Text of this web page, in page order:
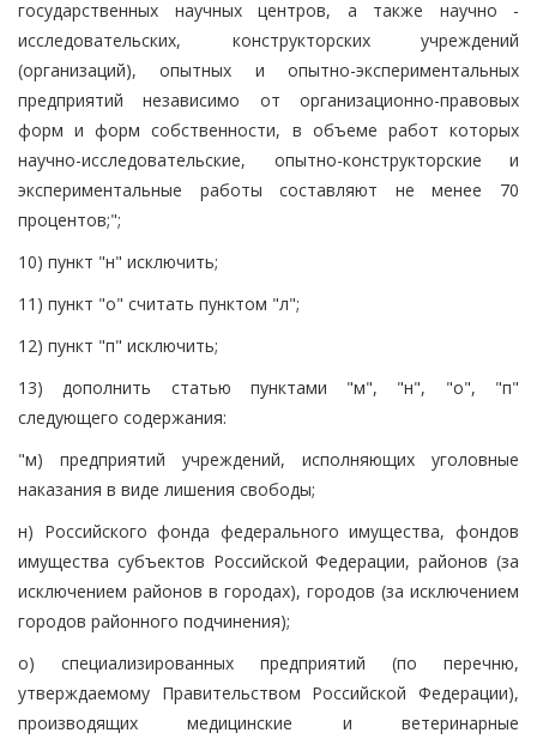
государственных научных центров, а также научно -
исследовательских, конструкторских учреждений
(организаций), опытных и опытно-экспериментальных
предприятий независимо от организационно-правовых
форм и форм собственности, в объеме работ которых
научно-исследовательские, опытно-конструкторские и
экспериментальные работы составляют не менее 70
процентов;";
10) пункт "н" исключить;
11) пункт "о" считать пунктом "л";
12) пункт "п" исключить;
13) дополнить статью пунктами "м", "н", "о", "п"
следующего содержания:
"м) предприятий учреждений, исполняющих уголовные
наказания в виде лишения свободы;
н) Российского фонда федерального имущества, фондов
имущества субъектов Российской Федерации, районов (за
исключением районов в городах), городов (за исключением
городов районного подчинения);
о) специализированных предприятий (по перечню,
утверждаемому Правительством Российской Федерации),
производящих медицинские и ветеринарные